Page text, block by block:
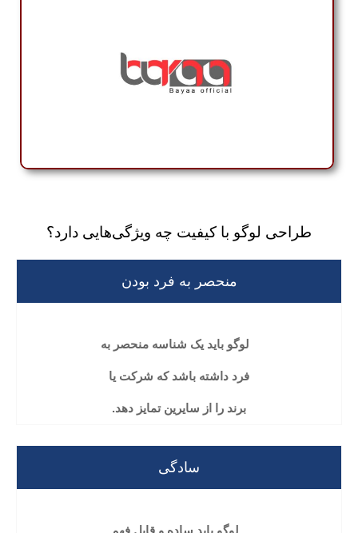
طراحی لوگو با کیفیت چه ویژگی‌هایی دارد؟
منحصر به فرد بودن
لوگو باید یک شناسه منحصر به
فرد داشته باشد که شرکت یا
برند را از سایرین تمایز دهد.
سادگی
لوگو باید ساده و قابل فهم